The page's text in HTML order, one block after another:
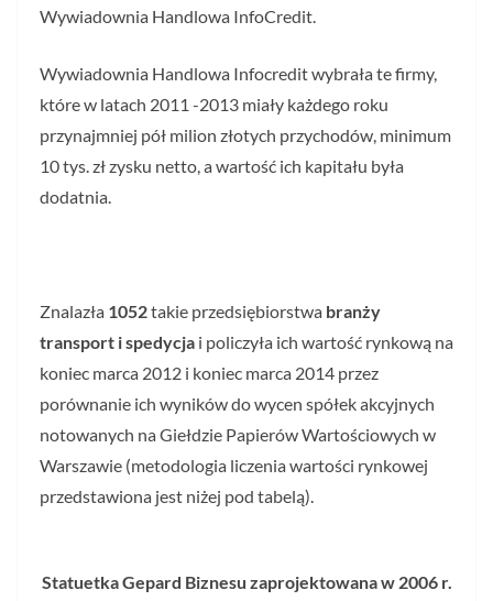
Wywiadownia Handlowa InfoCredit.
Wywiadownia Handlowa Infocredit wybrała te firmy,
które w latach 2011 -2013 miały każdego roku
przynajmniej pół milion złotych przychodów, minimum
10 tys. zł zysku netto, a wartość ich kapitału była
dodatnia.
Znalazła 1052takie przedsiębiorstwa branży
transport i spedycja i policzyła ich wartość rynkową na
koniec marca 2012 i koniec marca 2014 przez
porównanie ich wyników do wycen spółek akcyjnych
notowanych na Giełdzie Papierów Wartościowych w
Warszawie (metodologia liczenia wartości rynkowej
przedstawiona jest niżej pod tabelą).
Statuetka Gepard Biznesu zaprojektowana w 2006 r.